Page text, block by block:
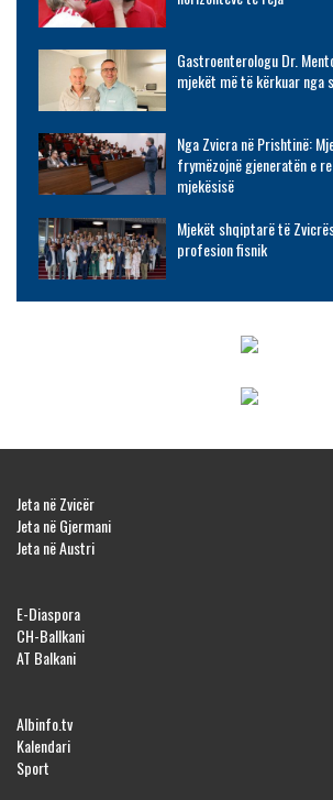
Gastroenterologu Dr.
mjekët më të kërkuar nga
Nga Zvicra në Prishtinë:
frymëzojnë gjeneratën e
mjekësisë
Mjekët shqiptarë të
profesion fisnik
Jeta në Zvicër
Jeta në Gjermani
Jeta në Austri
E-Diaspora
CH-Ballkani
AT Balkani
Albinfo.tv
Kalendari
Sport